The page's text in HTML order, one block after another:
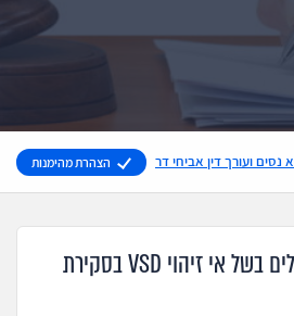
נסים ועורך דין אביחי דר הצהרת מהימנות
פיצוי של מיליוני שקלים בשל אי זיהוי VSD בסקירת